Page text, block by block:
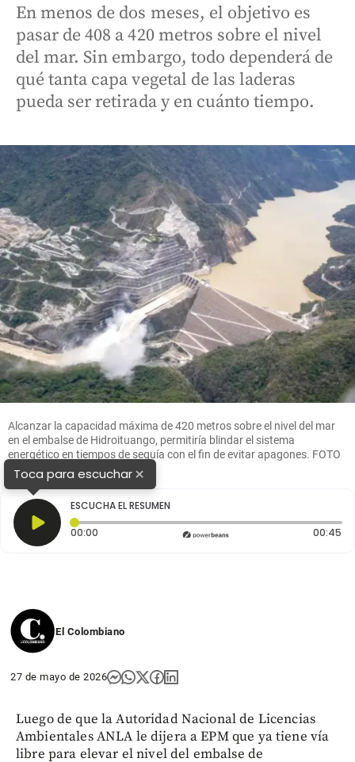
En menos de dos meses, el objetivo es
pasar de 408 a 420 metros sobre el nivel
del mar. Sin embargo, todo dependerá de
qué tanta capa vegetal de las laderas
pueda ser retirada y en cuánto tiempo.
Alcanzar la capacidad máxima de 420 metros sobre el nivel del mar
en el embalse de Hidroituango, permitiría blindar el sistema
energético en tiempos de sequía con el fin de evitar apagones. FOTO
Juan Antonio Sánchez.
Toca para escuchar×
ESCUCHA EL RESUMEN
00:00 Tiempo transcurrido: 0 segundos 00:45
El Colombiano
27 de mayo de 2026
Luego de que la Autoridad Nacional de Licencias
Ambientales ANLA le dijera a EPM que ya tiene vía
libre para elevar el nivel del embalse de